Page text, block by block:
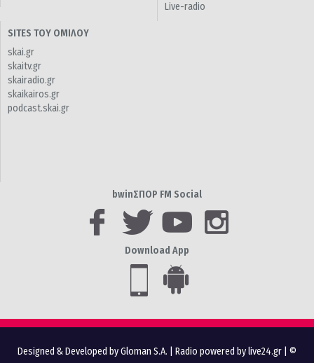
Live-radio
SITES ΤΟΥ ΟΜΙΛΟΥ
skai.gr
skaitv.gr
skairadio.gr
skaikairos.gr
podcast.skai.gr
bwinΣΠΟΡ FM Social
Download App
Designed & Developed by Gloman S.A. Radio powered by live24.gr | ©